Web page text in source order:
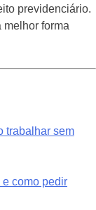
previdenciário.
melhor forma
trabalhar sem
como pedir